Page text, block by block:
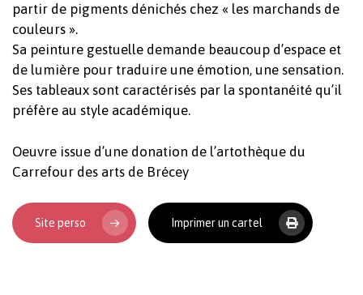
Votre panier est vide.
Revenir à l'Artotek
partir de pigments dénichés chez « les marchands de
couleurs ».
Sa peinture gestuelle demande beaucoup d’espace et
de lumière pour traduire une émotion, une sensation.
Ses tableaux sont caractérisés par la spontanéité qu’il
préfère au style académique.
Oeuvre issue d’une donation de l’artothèque du
Carrefour des arts de Brécey
Site perso Imprimer un cartel